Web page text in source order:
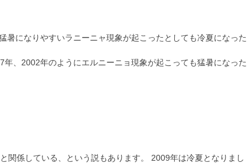
暑になりやすいラニーニャ現象が起こったとしても冷夏になった
、2002年のようにエルニーニョ現象が起こっても猛暑になった
関係している、という説もあります。 2009年は冷夏となりまし